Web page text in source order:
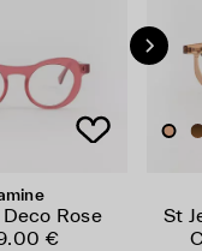
Rose
€
St